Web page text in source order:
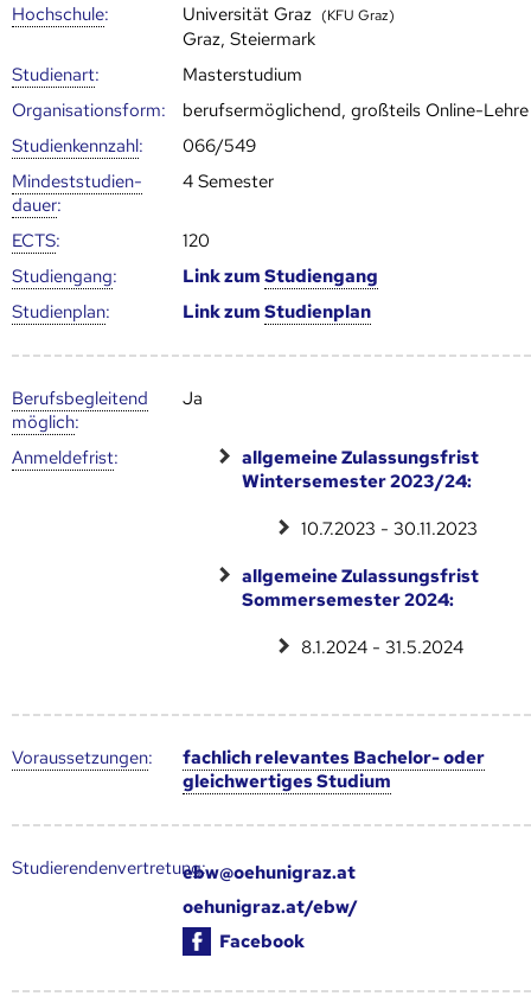
Hoch­schule: Universität Graz (KFU Graz)
Graz, Steiermark
Studienart:
Masterstudium
Organisationsform:
berufsermöglichend, großteils Online-Lehre
Studien­kenn­zahl:
066/549
Mindest­studien­
dauer:
4 Semester
ECTS:
120
Studien­gang: Link zumStudien­gang
Studien­plan: Link zumStudien­plan
Berufs­begleitend
möglich:
Ja
Anmelde­frist:
allgemeine Zulassungsfrist
Wintersemester 2023/24:
10.7.2023 - 30.11.2023
allgemeine Zulassungsfrist
Sommersemester 2024:
8.1.2024 - 31.5.2024
Voraus­setzungen:
fachlich relevantes Bachelor- oder
gleichwertiges Studium
Studierendenvertretung:ebw@oehunigraz.at
oehunigraz.at/ebw/
Facebook